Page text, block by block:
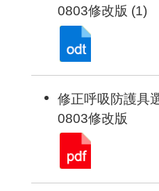
0803修改版 (1)
修正呼吸防護具
0803修改版